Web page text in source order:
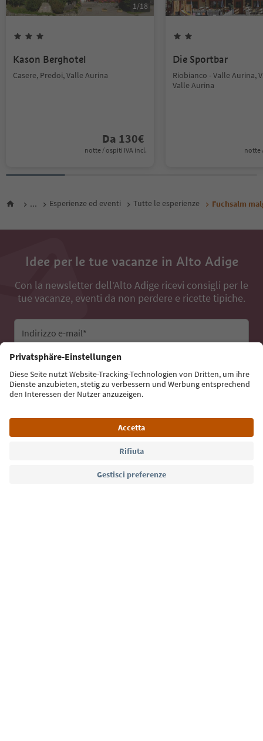
1/18
Kason Berghotel
Casere, Predoi, Valle Aurina
Da 130€
notte / ospiti IVA incl.
Die Sportbar
Riobianco - Valle Aurina,
Valle Aurina
notte
... Esperienze ed eventi Tutte le esperienze Fuchsalm
Idee per le tue vacanze in Alto Adige
Con la newsletter dell’Alto Adige ricevi consigli per le
tue vacanze, eventi da non perdere e ricette tipiche.
Indirizzo e-mail*
Iscriviti alla newsletter